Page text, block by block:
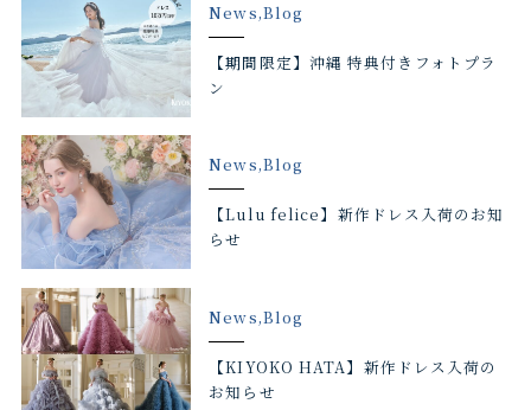
News,Blog
【期間限定】沖縄 特典付きフォトプラ
ン
News,Blog
【Lulu felice】新作ドレス入荷のお知
らせ
News,Blog
【KIYOKO HATA】新作ドレス入荷の
お知らせ